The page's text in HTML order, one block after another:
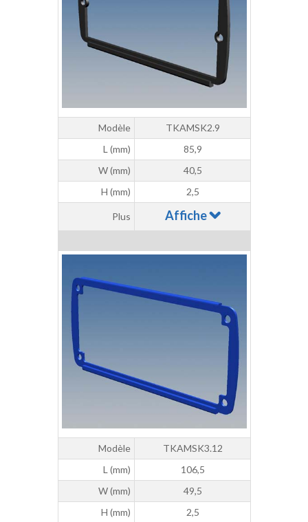
Modèle
TKAMSK2.9
L (mm)
85,9
W (mm)
40,5
H (mm)
2,5
Plus Affiche
Modèle
TKAMSK3.12
L (mm)
106,5
W (mm)
49,5
H (mm)
2,5